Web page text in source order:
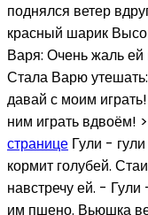
поднялся ветер
красный шарик
Варя: Очень жаль
Стала Варю
давай с моим
ним играть вдвоём!
странице Гули -
кормит голубей.
навстречу ей. -
им пшено. Вьюшка